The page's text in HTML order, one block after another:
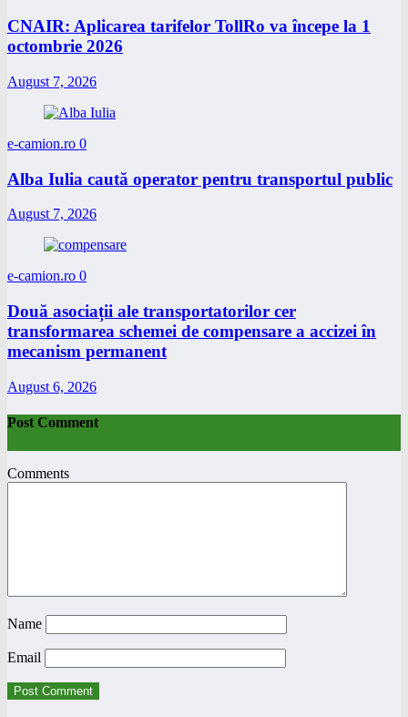
CNAIR: Aplicarea tarifelor TollRo va începe la 1
octombrie 2026
August 7, 2026
e-camion.ro 0
Alba Iulia caută operator pentru transportul public
August 7, 2026
e-camion.ro 0
Două asociații ale transportatorilor cer
transformarea schemei de compensare a accizei în
mecanism permanent
August 6, 2026
Post Comment
Comments
Name
Email